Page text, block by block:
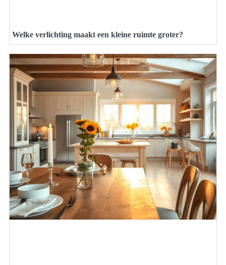
Welke verlichting maakt een kleine ruimte groter?